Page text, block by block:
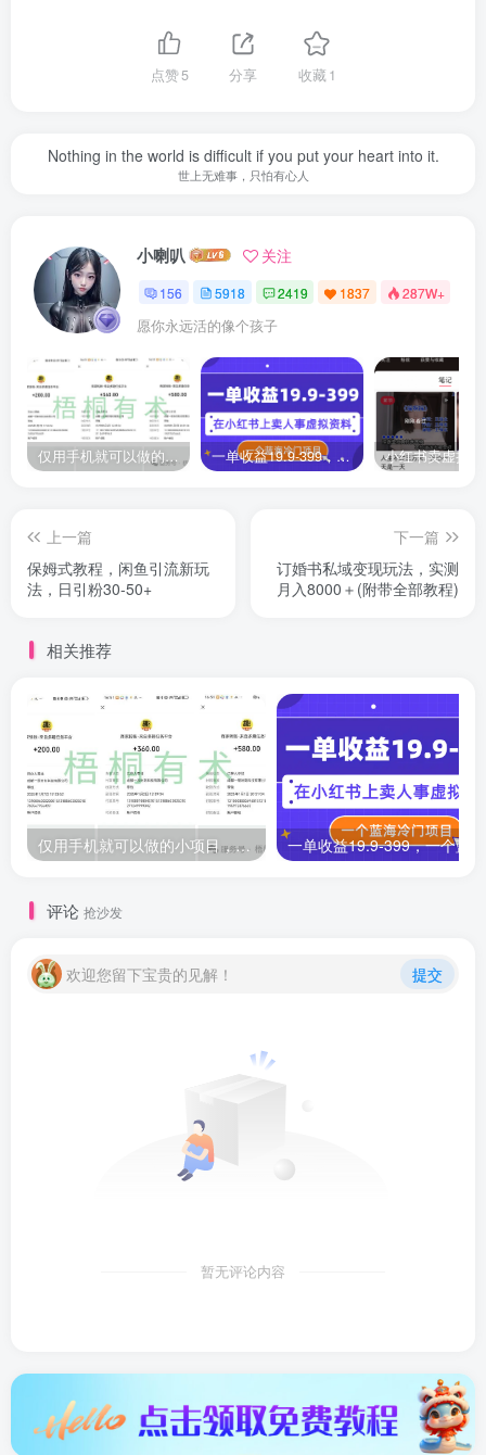
点赞5 分享 收藏1
Nothing in the world is difficult if you put your heart into it.
世上无难事，只怕有心人
小喇叭 关注
156 5918 2419 1837 287W+
愿你永远活的像个孩子
仅用手机就可以做的小项目，当天就能见钱，每天100-300 一单收益19.9-399，一个蓝海冷门项目，在小红书上卖人事虚拟资料
上一篇
保姆式教程，闲鱼引流新玩
法，日引粉30-50+
下一篇
订婚书私域变现玩法，实测
月入8000＋(附带全部教程)
相关推荐
仅用手机就可以做的小项目，当天就能见钱，每天100-300
评论 抢沙发
欢迎您留下宝贵的见解！ 提交
暂无评论内容